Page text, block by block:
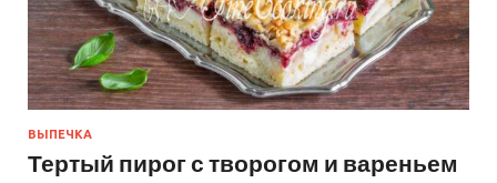
ВЫПЕЧКА
Тертый пирог с творогом и вареньем